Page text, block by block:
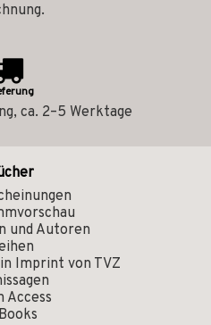
ca. 2–5 Werktage
und Autoren
Imprint von TVZ
Access